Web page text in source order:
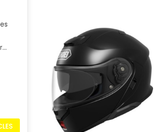
la NASA aux cols des Alpes,
découvrez pourquoi cette...
Lire l'article